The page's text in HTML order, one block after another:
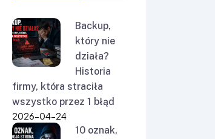
Backup,
który nie
działa?
Historia
firmy, która straciła
wszystko przez 1 błąd
2026-04-24
10 oznak,